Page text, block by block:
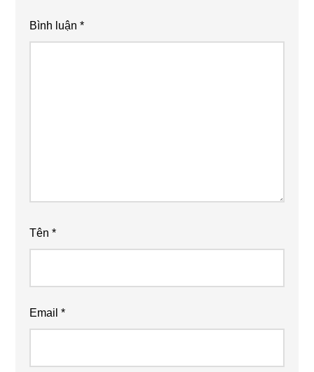
Bình luận*
Tên*
Email*